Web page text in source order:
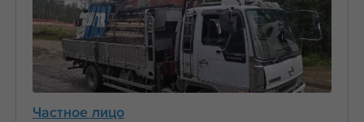
Частное лицо